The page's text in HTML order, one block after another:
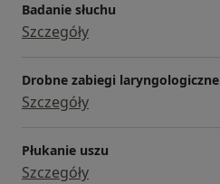
Badanie słuchu
Szczegóły
Drobne zabiegi laryngologiczne
Szczegóły
Płukanie uszu
Szczegóły